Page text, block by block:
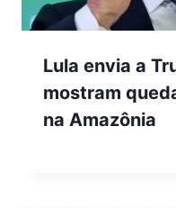
Lula envia a
mostram
na Amazônia